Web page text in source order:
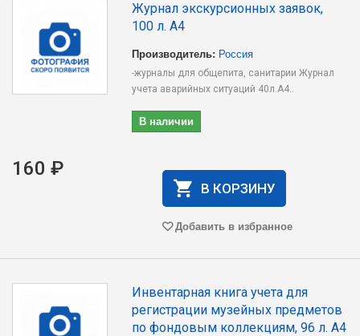
Журнал экскурсионных заявок,
100 л. А4
Производитель: Россия
-журналы для общепита, санитарии Журнал
учета аварийных ситуаций 40л.А4..
В наличии
160 ₽
В КОРЗИНУ
Добавить в избранное
Инвентарная книга учета для
регистрации музейных предметов
по фондовым коллекциям, 96 л. А4